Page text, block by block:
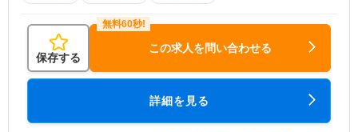
保存する
この求人を問い合わせる
詳細を見る